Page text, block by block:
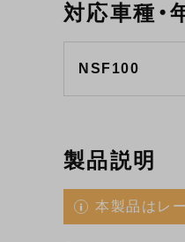
対応車種・
NSF100
製品説明
本製品はレ